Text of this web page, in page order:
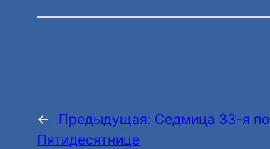
← Предыдущая: Седмица 33-я по
Пятидесятнице